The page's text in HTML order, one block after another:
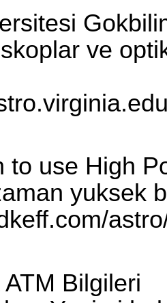
ve
to use High
yuksek
Bilgileri